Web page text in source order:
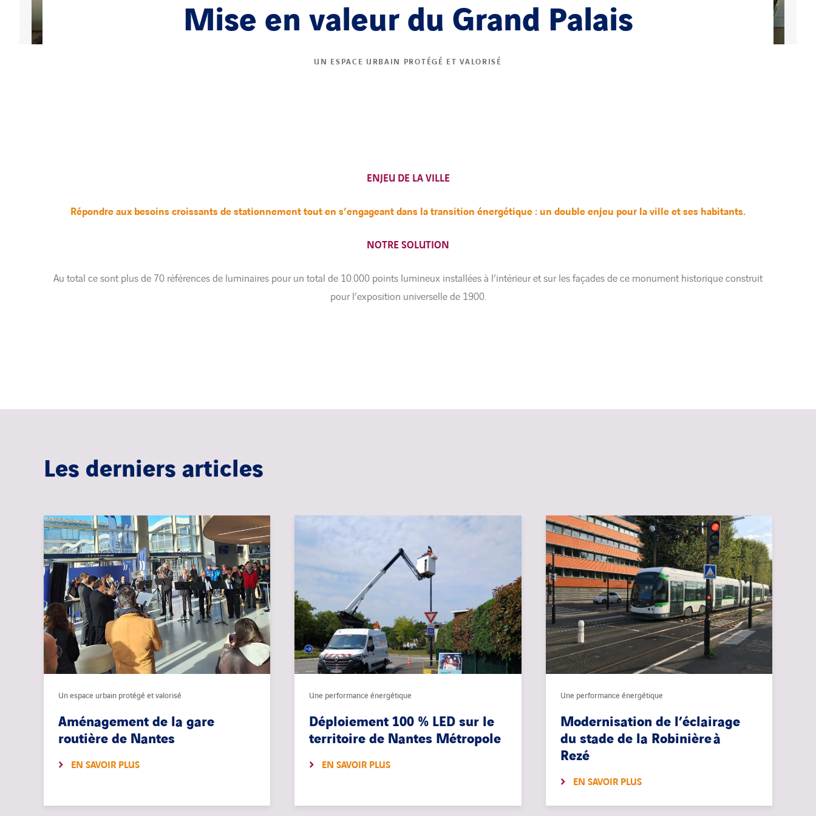
Mise en valeur du Grand Palais
UN ESPACE URBAIN PROTÉGÉ ET VALORISÉ
ENJEU DE LA VILLE
Répondre aux besoins croissants de stationnement tout en s’engageant dans la transition énergétique : un double enjeu pour la ville et ses habitants.
NOTRE SOLUTION
Au total ce sont plus de 70 références de luminaires pour un total de 10.000 points lumineux installées à l’intérieur et sur les façades de ce monument historique construit
pour l’exposition universelle de 1900.
Les derniers articles
Un espace urbain protégé et valorisé
Aménagement de la gare
routière de Nantes
EN SAVOIR PLUS
Une performance énergétique
Déploiement 100 % LED sur le
territoire de Nantes Métropole
EN SAVOIR PLUS
Une performance énergétique
Modernisation de l’éclairage
du stade de la Robinière à
Rezé
EN SAVOIR PLUS